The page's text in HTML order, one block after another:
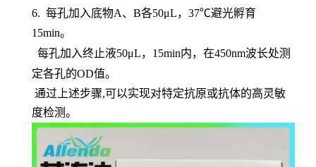
6. 每孔加入底物A、B各50μL，37℃避光孵育
15min。
每孔加入终止液50μL，15min内，在450nm波长处测
定各孔的OD值。
通过上述步骤,可以实现对特定抗原或抗体的高灵敏
度检测。